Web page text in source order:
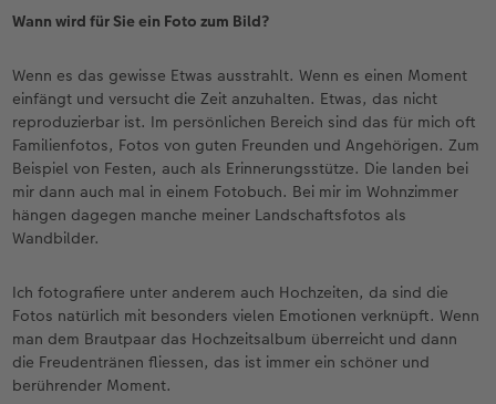
Wann wird für Sie ein Foto zum Bild?
Wenn es das gewisse Etwas ausstrahlt. Wenn es einen Moment
einfängt und versucht die Zeit anzuhalten. Etwas, das nicht
reproduzierbar ist. Im persönlichen Bereich sind das für mich oft
Familienfotos, Fotos von guten Freunden und Angehörigen. Zum
Beispiel von Festen, auch als Erinnerungsstütze. Die landen bei
mir dann auch mal in einem Fotobuch. Bei mir im Wohnzimmer
hängen dagegen manche meiner Landschaftsfotos als
Wandbilder.
Ich fotografiere unter anderem auch Hochzeiten, da sind die
Fotos natürlich mit besonders vielen Emotionen verknüpft. Wenn
man dem Brautpaar das Hochzeitsalbum überreicht und dann
die Freudentränen fliessen, das ist immer ein schöner und
berührender Moment.